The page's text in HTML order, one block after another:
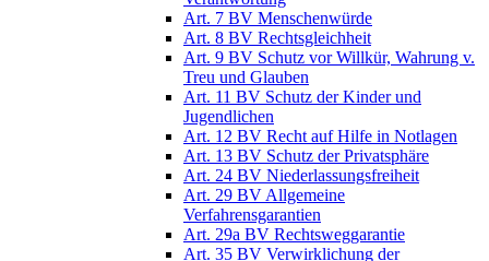
Art. 7 BV Menschenwürde
Art. 8 BV Rechtsgleichheit
Art. 9 BV Schutz vor Willkür, Wahrung v.
Treu und Glauben
Art. 11 BV Schutz der Kinder und
Jugendlichen
Art. 12 BV Recht auf Hilfe in Notlagen
Art. 13 BV Schutz der Privatsphäre
Art. 24 BV Niederlassungsfreiheit
Art. 29 BV Allgemeine
Verfahrensgarantien
Art. 29a BV Rechtsweggarantie
Art. 35 BV Verwirklichung der